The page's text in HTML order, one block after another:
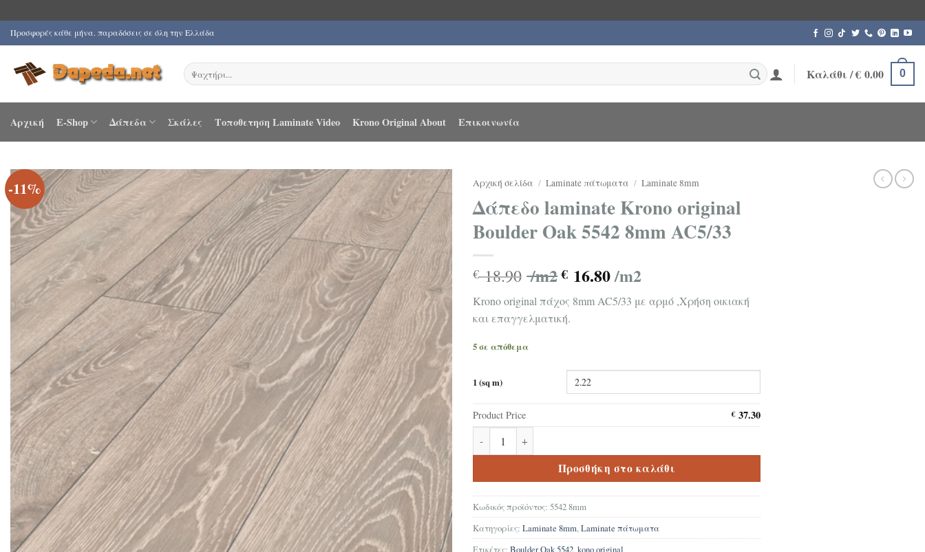
Μετάβαση
στο
περιεχόμενο
Προσφορές κάθε μήνα. παραδόσεις σε όλη την Ελλάδα
Αναζήτηση
για:
Καλάθι /€0.00 0
Αρχική E-Shop Δάπεδα Σκάλες Τοποθετηση Laminate Video Krono Original About Επικοινωνία
-11% Αρχική σελίδα / Laminate πάτωματα / Laminate 8mm
Δάπεδο laminate Krono original
Boulder Oak 5542 8mm AC5/33
€18.90 /m2 € 16.80/m2
Krono original πάχος 8mm AC5/33 με αρμό ,Χρήση οικιακή
και επαγγελματική.
5 σε απόθεμα
1 (sq m)
Product Price €37.30
Δάπεδο laminate Krono original Boulder Oak 5542 8mm AC5/33 ποσότητα
Προσθήκη στο καλάθι
Κωδικός προϊόντος: 5542 8mm
Κατηγορίες: Laminate 8mm,Laminate πάτωματα
Ετικέτες: Boulder Oak 5542,kono original